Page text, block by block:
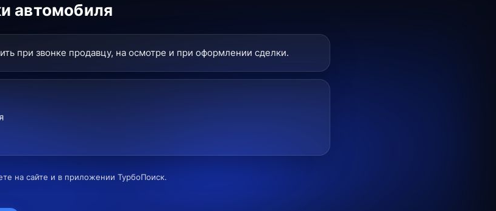
автомобиля
при звонке продавцу, на осмотре и при оформлении сделки.
на сайте и в приложении ТурбоПоиск.